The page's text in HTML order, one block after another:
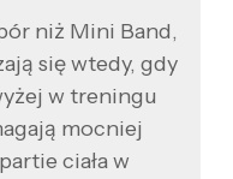
niż Mini Band,
się wtedy, gdy
w treningu
mocniej
ciała w